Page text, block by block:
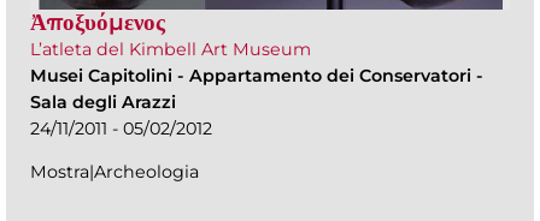
Ἀποξυόμενος
L’atleta del Kimbell Art Museum
Musei Capitolini - Appartamento dei Conservatori -
Sala degli Arazzi
24/11/2011 - 05/02/2012
Mostra|Archeologia